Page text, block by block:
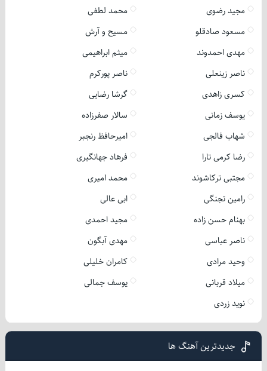
مجید رضوی
محمد لطفی
مسعود صادقلو
مسیح و آرش
مهدی احمدوند
میثم ابراهیمی
ناصر زینعلی
ناصر پورکرم
کسری زاهدی
گرشا رضایی
یوسف زمانی
سالار صفرزاده
شهاب فالجی
امیرحافظ رنجبر
رضا کرمی تارا
فرهاد جهانگیری
مجتبی ترکاشوند
محمد امیری
رامین تجنگی
ابی عالی
بهنام حسن زاده
مجید احمدی
ناصر عباسی
مهدی آبگون
وحید مرادی
کامران خلیلی
میلاد قربانی
یوسف جمالی
نوید زردی
جدیدترین آهنگ ها